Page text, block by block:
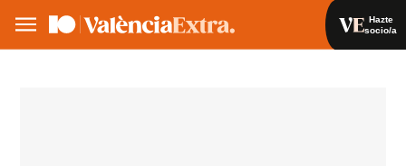
Hazte
socio/a